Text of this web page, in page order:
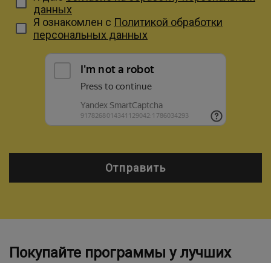
данных
Я ознакомлен с Политикой обработки
персональных данных
Отправить
Покупайте программы у лучших